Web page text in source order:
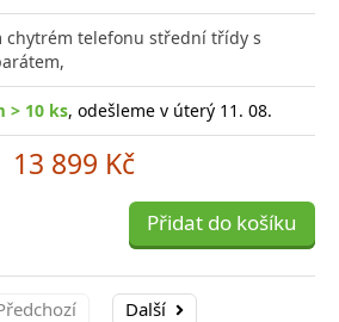
chytrém telefonu střední třídy s
> 10 ks, odešleme v úterý 11. 08.
13 899 Kč
Přidat do košíku
Další